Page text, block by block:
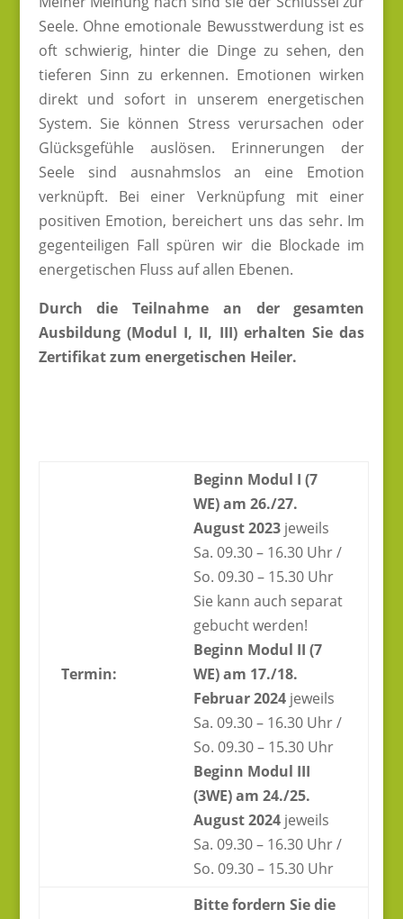
Seele. Ohne emotionale Bewusstwerdung ist es
oft schwierig, hinter die Dinge zu sehen, den
tieferen Sinn zu erkennen. Emotionen wirken
direkt und sofort in unserem energetischen
System. Sie können Stress verursachen oder
Glücksgefühle auslösen. Erinnerungen der
Seele sind ausnahmslos an eine Emotion
verknüpft. Bei einer Verknüpfung mit einer
positiven Emotion, bereichert uns das sehr. Im
gegenteiligen Fall spüren wir die Blockade im
energetischen Fluss auf allen Ebenen.
Durch die Teilnahme an der gesamten
Ausbildung (Modul I, II, III) erhalten Sie das
Zertifikat zum energetischen Heiler.
Termin:
Beginn Modul I (7
WE) am 26./27.
August 2023jeweils
Sa. 09.30 – 16.30 Uhr /
So. 09.30 – 15.30 Uhr
Sie kann auch separat
gebucht werden!
Beginn Modul II (7
WE) am 17./18.
Februar 2024jeweils
Sa. 09.30 – 16.30 Uhr /
So. 09.30 – 15.30 Uhr
Beginn Modul III
(3WE) am 24./25.
August 2024jeweils
Sa. 09.30 – 16.30 Uhr /
So. 09.30 – 15.30 Uhr
Bitte fordern Sie die